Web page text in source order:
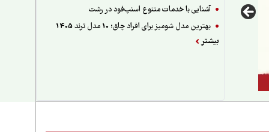
آشنایی با خدمات متنوع اسنپ‌فود در رشت
بهترین مدل شومیز برای افراد چاق؛ 10 مدل ترند 1405
بیشتر